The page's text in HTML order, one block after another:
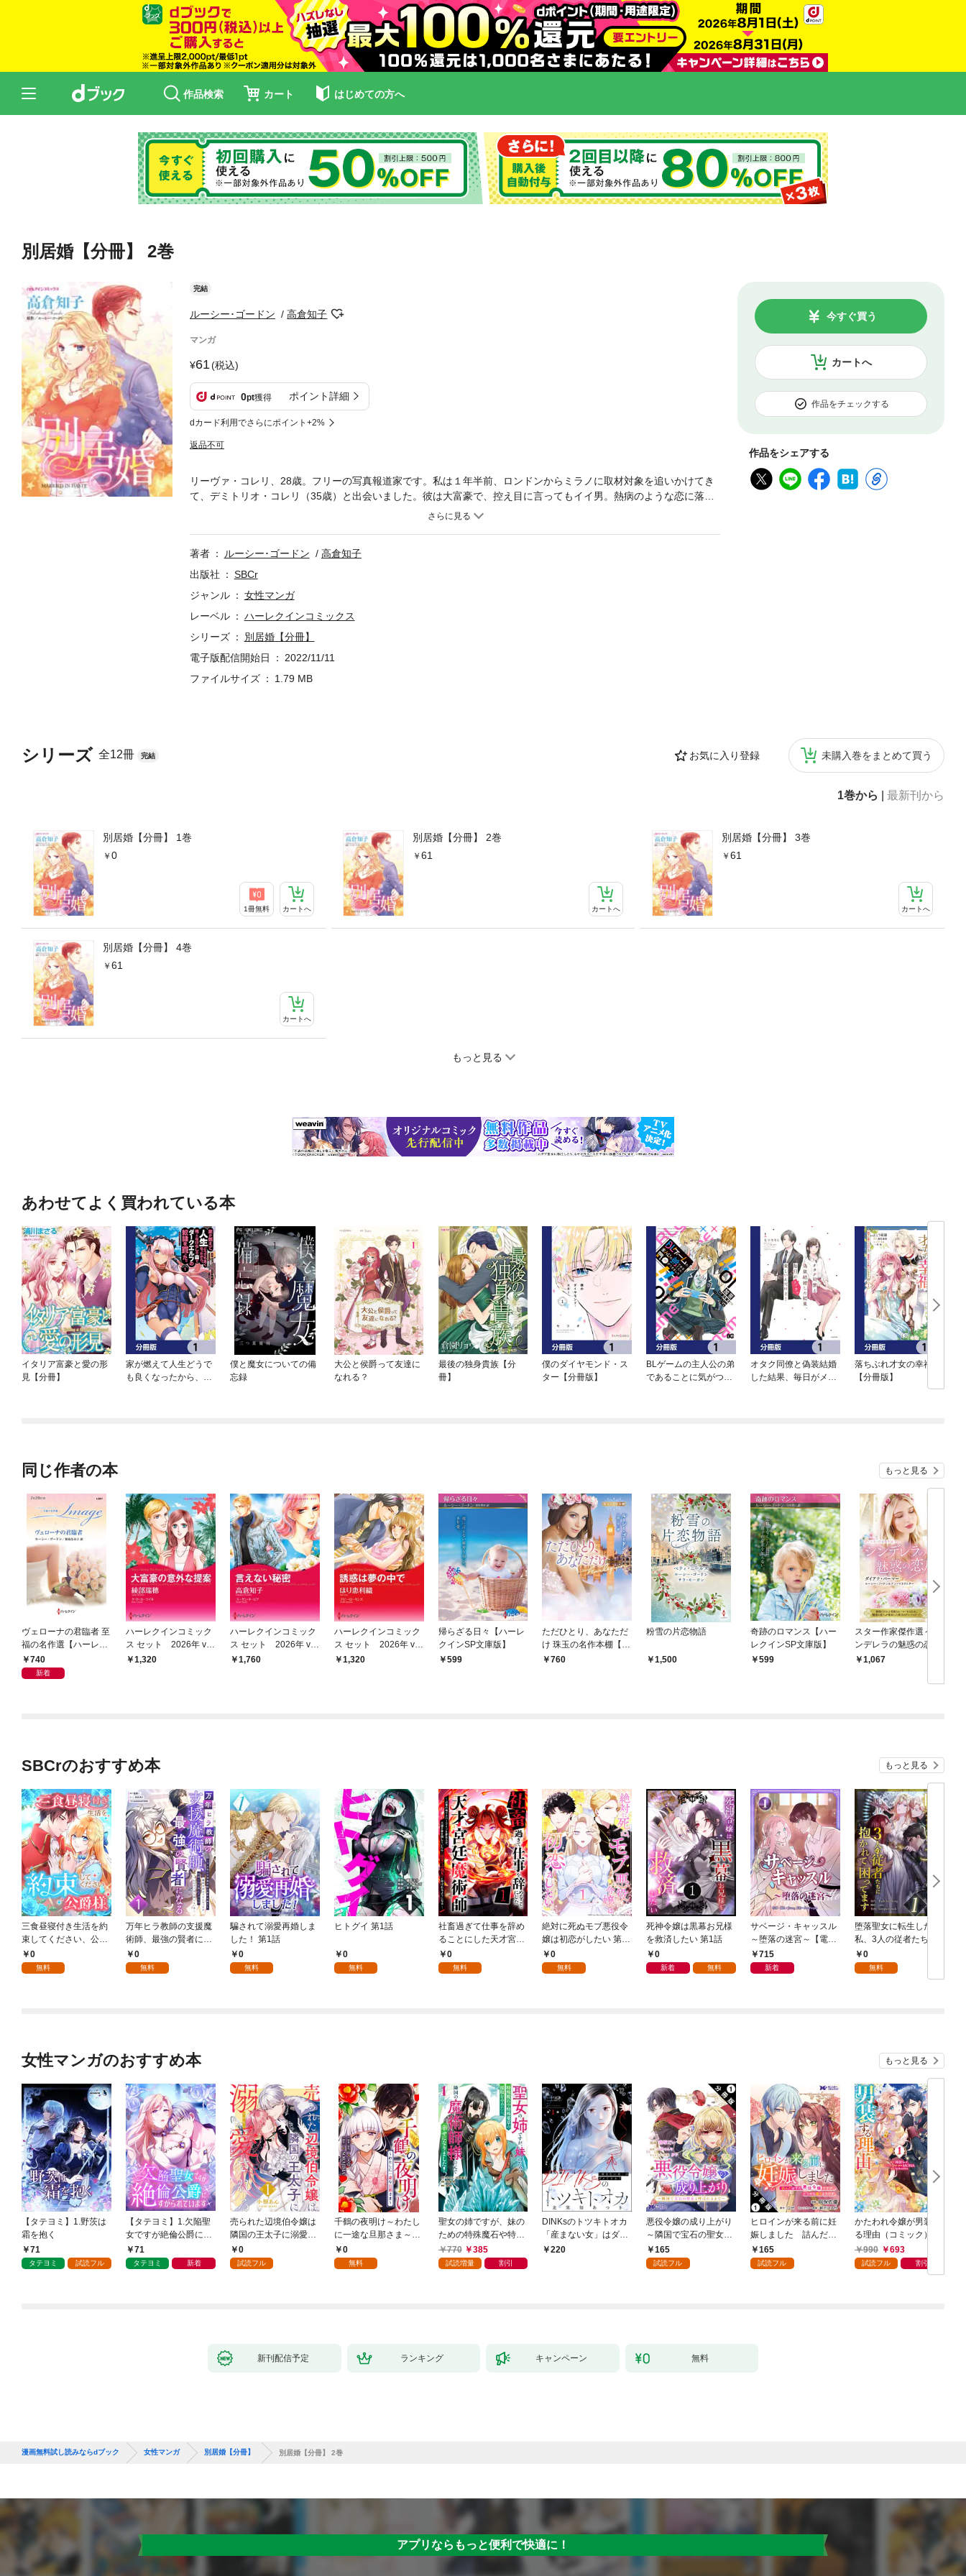
作品検索 カート はじめての方へ
別居婚【分冊】 2巻
完結
ルーシー･ゴードン 高倉知子
マンガ
61(税込)
0pt獲得 ポイント詳細
dカード利用でさらにポイント+2%
返品不可
カートへ
今すぐ買う
作品をチェックする
作品をシェアする
シリーズ 全12冊 完結 お気に入り登録 未購入巻をまとめて買う
1巻から 最新刊から
別居婚【分冊】 1巻
0
1冊無料 カートへ
別居婚【分冊】 2巻
61
カートへ
別居婚【分冊】 3巻
61
カートへ
別居婚【分冊】 4巻
61
カートへ
もっと見る
リーヴァ・コレリ、28歳。フリーの写真報道家です。私は１年半前、ロンドンからミラノに取材対象を追いかけてき
て、デミトリオ・コレリ（35歳）と出会いました。彼は大富豪で、控え目に言ってもイイ男。熱病のような恋に落
ち、出会いから１週間で結婚したけど…。実はとんでもなく横暴で、結婚前は仕事に理解があったのに、結婚後は夫
著者
ルーシー･ゴードン
高倉知子
出版社
SBCr
ジャンル
女性マンガ
レーベル
ハーレクインコミックス
シリーズ
別居婚【分冊】
電子版配信開始日
2022/11/11
ファイルサイズ
1.79 MB
あわせてよく買われている本
イタリア富豪と愛の形
見【分冊】
家が燃えて人生どうで
も良くなったから、残
僕と魔女についての備
忘録
大公と侯爵って友達に
なれる？
最後の独身貴族【分
冊】
僕のダイヤモンド・ス
ター【分冊版】
BLゲームの主人公の弟
であることに気がつき
オタク同僚と偽装結婚
した結果、毎日がメッ
落ちぶれ才女の幸福
【分冊版】
同じ作者の本 もっと見る
ヴェローナの君臨者 至
福の名作選【ハーレク
イン・イマージュ版】
740
新着
ハーレクインコミック
ス セット 2026年 vo
l.868
1,320
ハーレクインコミック
ス セット 2026年 vo
l.902
1,760
ハーレクインコミック
ス セット 2026年 vo
l.847
1,320
帰らざる日々【ハーレ
クインSP文庫版】
599
ただひとり、あなただ
け 珠玉の名作本棚【ハ
ーレクイン文庫版】
760
粉雪の片恋物語
1,500
奇跡のロマンス【ハー
レクインSP文庫版】
599
スター作家傑作選～シ
ンデレラの魅惑の恋人
～1,067
SBCrのおすすめ本 もっと見る
三食昼寝付き生活を約
束してください、公爵
様 1話
0
無料
万年ヒラ教師の支援魔
術師、最強の賢者にな
る～不人気の支援魔術
師は給料泥棒だと魔術
0
無料
騙されて溺愛再婚しま
した！ 第1話
0
無料
ヒトグイ 第1話
0
無料
社畜過ぎて仕事を辞め
ることにした天才宮廷
魔術師～辺境の地でス
ローライフを夢見る
0
無料
絶対に死ぬモブ悪役令
嬢は初恋がしたい 第1
話0
無料
死神令嬢は黒幕お兄様
を救済したい 第1話
0
新着 無料
サベージ・キャッスル
～堕落の迷宮～【電子
単行本版】 第1巻
715
新着
堕落聖女に転生した
私、3人の従者たちに
抱かれて困ってます 第
1話
0
無料
女性マンガのおすすめ本 もっと見る
【タテヨミ】1.野茨は
霜を抱く
71
タテヨミ 試読フル
【タテヨミ】1.欠陥聖
女ですが絶倫公爵にす
がられています
71
タテヨミ 新着
売られた辺境伯令嬢は
隣国の王太子に溺愛さ
れる 1
0
試読フル
千鶴の夜明け～わたし
に一途な旦那さま～
【分冊版】 1話「北条
家の生贄（１）」
0
無料
聖女の姉ですが、妹の
ための特殊魔石や特殊
薬草の採取をやめた
ら、隣国の魔術師様の
770 385
試読増量 割引
DINKsのトツキトオカ
「産まない女」はダメ
ですか？（分冊版）
220
悪役令嬢の成り上がり
～隣国で宝石の聖女と
呼ばれるまで～（コミ
ック） 分冊版 1
165
試読フル
ヒロインが来る前に妊
娠しました 詰んだは
ずの悪役令嬢ですが、
どうやら違うようです
165
試読フル
かたわれ令嬢が男装す
る理由（コミック） 1
990
693
試読フル 割引
新刊配信予定 ランキング キャンペーン 無料
漫画無料試し読みならdブック 女性マンガ 別居婚【分冊】 別居婚【分冊】 2巻
アプリならもっと便利で快適に！